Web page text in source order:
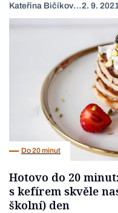
Kateřina Bičíková Harudová2. 9.
Do 20 minut
Hotovo do 20
s kefírem skvěle
školní) den